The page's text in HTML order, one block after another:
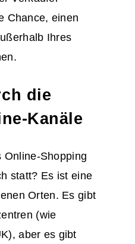
Chance, einen
Ihres
die
Kanäle
Online-Shopping
statt? Es ist eine
Orten. Es gibt
(wie
aber es gibt